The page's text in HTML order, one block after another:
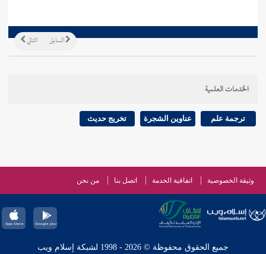
التالي السابق
الخدمات العلمية
ترجمة علم عناوين الشجرة تخريج حديث
وثيقة الخصوصية اتفاقية الخدمة اتصل بنا من نحن
جميع الحقوق محفوظة © 2026 - 1998 لشبكة إسلام ويب